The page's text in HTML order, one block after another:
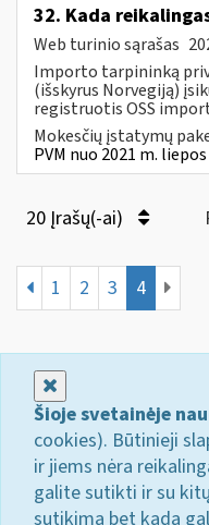
32. Kada
Web turinio sąrašas
Importo tarpininką
(išskyrus Norvegiją)
registruotis OSS
Mokesčių įstatymų
PVM nuo 2021 m. liepos
20 Įrašų(-ai)
1 2 3 4
Šioje svetainėje
cookies). Būtinieji
ir jiems nėra
galite sutikti ir su
sutikimą bet kada